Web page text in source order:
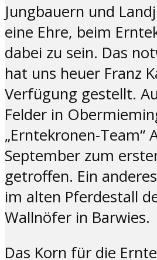
Jungbauern und
eine Ehre, beim
dabei zu sein. Das
hat uns heuer Franz
Verfügung gestellt.
Felder in
„Erntekronen-Team“
September zum
getroffen. Ein
im alten Pferdestall
Wallnöfer in Barwies.
Das Korn für die